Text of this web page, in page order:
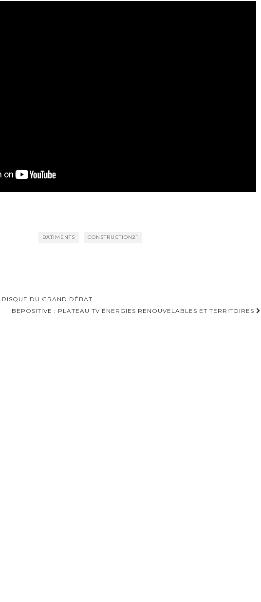
BÂTIMENTS CONSTRUCTION21
RISQUE DU GRAND DÉBAT
BEPOSITIVE : PLATEAU TV ÉNERGIES RENOUVELABLES ET TERRITOIRES